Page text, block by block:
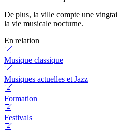
De plus, la ville compte une
la vie musicale nocturne.
En relation
Musique classique
Musiques actuelles et Jazz
Formation
Festivals